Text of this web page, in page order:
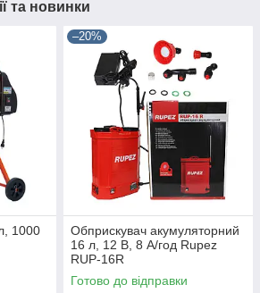
та новинки
1000
–20%
Обприскувач акумуляторний
16 л, 12 В, 8 А/год Rupez
RUP-16R
Готово до відправки